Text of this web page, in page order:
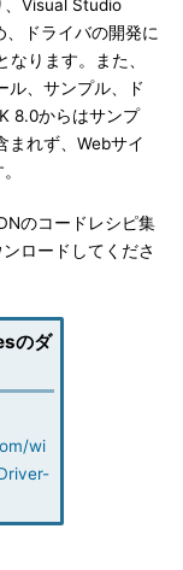
Visual Studio
ドライバの開発に
ります。また、
ル、サンプル、ド
8.0からはサンプ
まれず、Webサイ
のコードレシピ集
ンロードしてくださ
のダ
wi